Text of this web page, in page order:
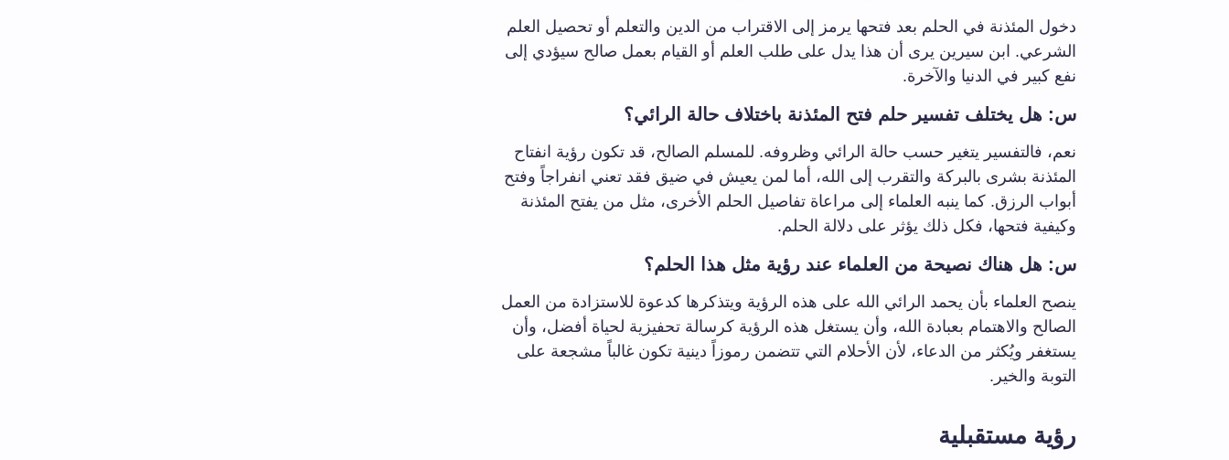
دخول المئذنة في الحلم بعد فتحها يرمز إلى الاقتراب من الدين والتعلم أو تحصيل العلم
الشرعي. ابن سيرين يرى أن هذا يدل على طلب العلم أو القيام بعمل صالح سيؤدي إلى
نفع كبير في الدنيا والآخرة.
س: هل يختلف تفسير حلم فتح المئذنة باختلاف حالة الرائي؟
نعم، فالتفسير يتغير حسب حالة الرائي وظروفه. للمسلم الصالح، قد تكون رؤية انفتاح
المئذنة بشرى بالبركة والتقرب إلى الله، أما لمن يعيش في ضيق فقد تعني انفراجاً وفتح
أبواب الرزق. كما ينبه العلماء إلى مراعاة تفاصيل الحلم الأخرى، مثل من يفتح المئذنة
وكيفية فتحها، فكل ذلك يؤثر على دلالة الحلم.
س: هل هناك نصيحة من العلماء عند رؤية مثل هذا الحلم؟
ينصح العلماء بأن يحمد الرائي الله على هذه الرؤية ويتذكرها كدعوة للاستزادة من العمل
الصالح والاهتمام بعبادة الله، وأن يستغل هذه الرؤية كرسالة تحفيزية لحياة أفضل، وأن
يستغفر ويُكثر من الدعاء، لأن الأحلام التي تتضمن رموزاً دينية تكون غالباً مشجعة على
التوبة والخير.
رؤية مستقبلية